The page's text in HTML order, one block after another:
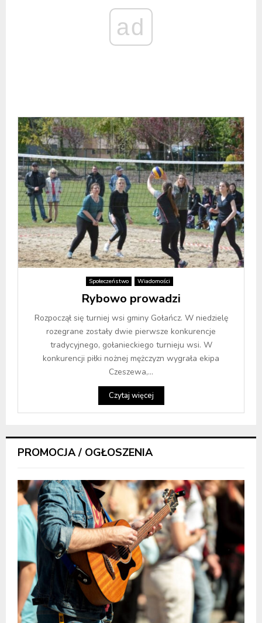
ad
Społeczeństwo Wiadomości
Rybowo prowadzi
Rozpoczął się turniej wsi gminy Gołańcz. W niedzielę
rozegrane zostały dwie pierwsze konkurencje
tradycyjnego, gołanieckiego turnieju wsi. W
konkurencji piłki nożnej mężczyzn wygrała ekipa
Czeszewa,...
Czytaj więcej
PROMOCJA / OGŁOSZENIA